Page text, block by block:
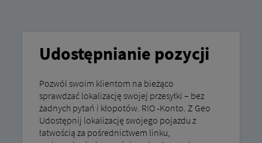
Udostępnianie pozycji
Pozwól swoim klientom na bieżąco
sprawdzać lokalizację swojej przesyłki – bez
żadnych pytań i kłopotów. RIO -Konto. Z Geo
Udostępnij lokalizację swojego pojazdu z
łatwością za pośrednictwem linku,